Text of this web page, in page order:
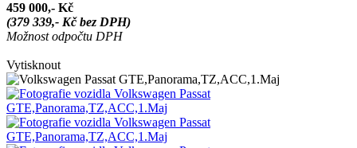
459 000,- Kč
(379 339,- Kč bez DPH)
Možnost odpočtu DPH
Vytisknout